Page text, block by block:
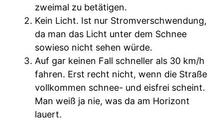
zweimal zu betätigen.
Kein Licht. Ist nur Stromverschwendung,
da man das Licht unter dem Schnee
sowieso nicht sehen würde.
Auf gar keinen Fall schneller als 30 km/h
fahren. Erst recht nicht, wenn die Straße
vollkommen schnee- und eisfrei scheint.
Man weiß ja nie, was da am Horizont
lauert.